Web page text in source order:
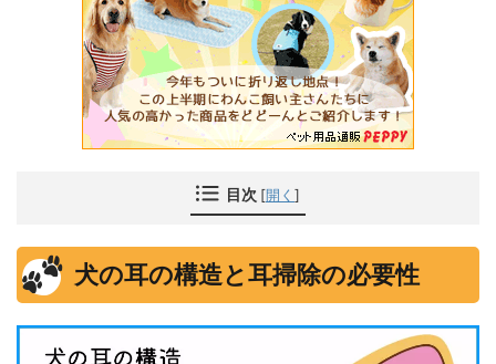
目次 [開く ]
犬の耳の構造と耳掃除の必要性